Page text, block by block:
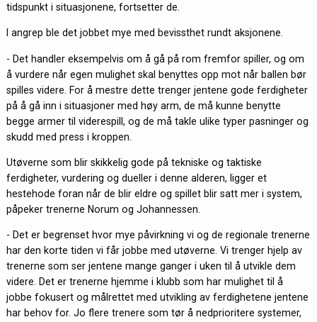
tidspunkt i situasjonene, fortsetter de.
I angrep ble det jobbet mye med bevissthet rundt aksjonene.
- Det handler eksempelvis om å gå på rom fremfor spiller, og om
å vurdere når egen mulighet skal benyttes opp mot når ballen bør
spilles videre. For å mestre dette trenger jentene gode ferdigheter
på å gå inn i situasjoner med høy arm, de må kunne benytte
begge armer til viderespill, og de må takle ulike typer pasninger og
skudd med press i kroppen.
Utøverne som blir skikkelig gode på tekniske og taktiske
ferdigheter, vurdering og dueller i denne alderen, ligger et
hestehode foran når de blir eldre og spillet blir satt mer i system,
påpeker trenerne Norum og Johannessen.
- Det er begrenset hvor mye påvirkning vi og de regionale trenerne
har den korte tiden vi får jobbe med utøverne. Vi trenger hjelp av
trenerne som ser jentene mange ganger i uken til å utvikle dem
videre. Det er trenerne hjemme i klubb som har mulighet til å
jobbe fokusert og målrettet med utvikling av ferdighetene jentene
har behov for. Jo flere trenere som tør å nedprioritere systemer,